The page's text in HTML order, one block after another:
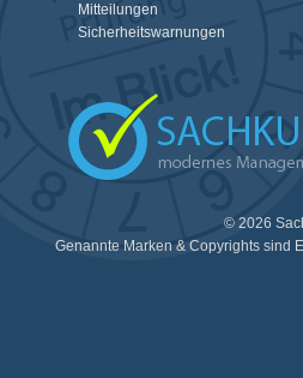
Mitteilungen
Sicherheitswarnungen
© 2026
Genannte Marken & Copyrights sind